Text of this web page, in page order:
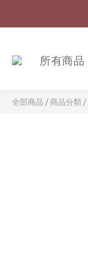
所有商品
全部商品 / 商品分類 /